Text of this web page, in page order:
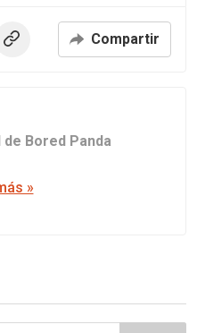
Compartir
Bored Panda
»